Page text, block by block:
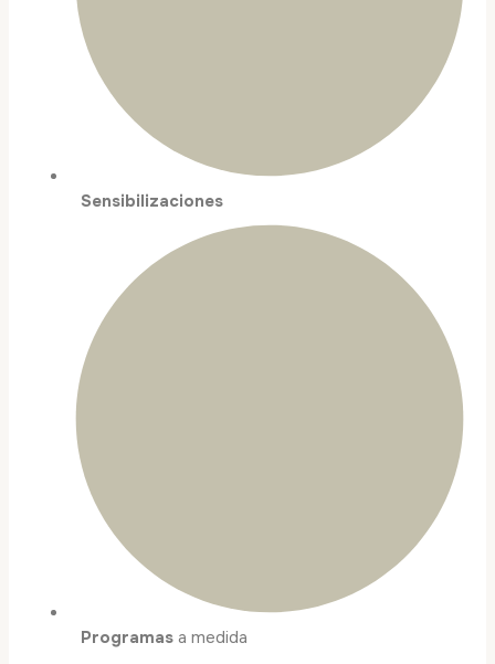
Sensibilizaciones
Programas a medida